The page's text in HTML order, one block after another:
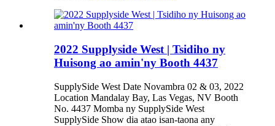
2022 Supplyside West | Tsidiho ny
Huisong ao amin'ny Booth 4437
SupplySide West Date Novambra 02 & 03, 2022
Location Mandalay Bay, Las Vegas, NV Booth
No. 4437 Momba ny SupplySide West
SupplySide Show dia atao isan-taona any